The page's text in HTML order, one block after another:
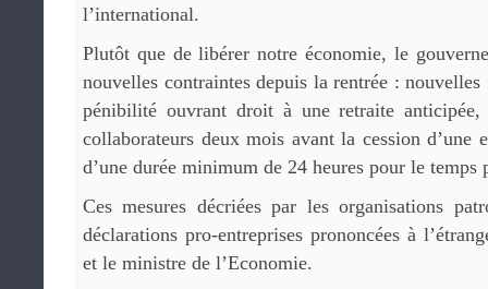
l’international.
Plutôt que de libérer notre économie, le
nouvelles contraintes depuis la rentrée :
pénibilité ouvrant droit à une retraite
collaborateurs deux mois avant la cession d’une
d’une durée minimum de 24 heures pour le temps
Ces mesures décriées par les organisations
déclarations pro-entreprises prononcées à
et le ministre de l’Economie.